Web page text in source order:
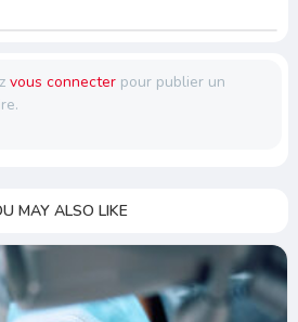
vous connecterpour publier un
MAY ALSO LIKE